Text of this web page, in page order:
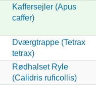
Kaffersejler (Apus
caffer)
Dværgtrappe (Tetrax
tetrax)
Rødhalset Ryle
(Calidris ruficollis)